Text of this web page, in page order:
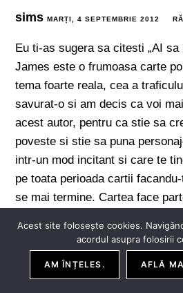
simsMARȚI, 4 SEPTEMBRIE 2012
Eu ti-as sugera sa citesti „AI sa
James este o frumoasa carte
tema foarte reala, cea a
savurat-o si am decis ca voi
acest autor, pentru ca stie sa
poveste si stie sa puna
intr-un mod incitant si care te
pe toata perioada cartii
se mai termine. Cartea face
poate citi separat avand in
doar personajul principal. Dar
vei citi pe aceasta vei dori sa le
Acest site folosește cookies.
acordul asupra folosirii
AM ÎNȚELES. AFLĂ